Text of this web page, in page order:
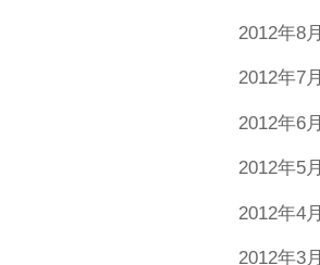
2012年8月
2012年7月
2012年6月
2012年5月
2012年4月
2012年3月